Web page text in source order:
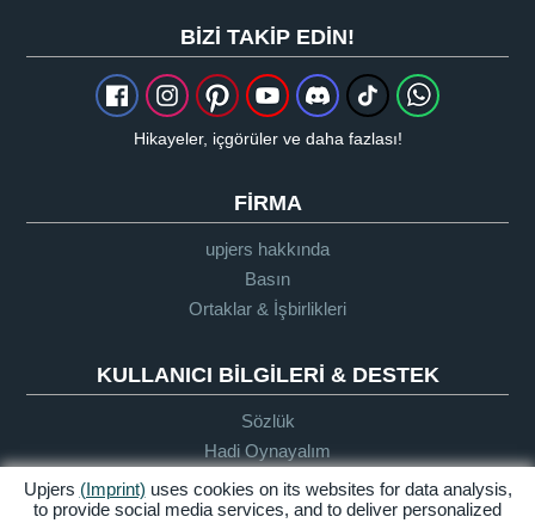
BIZI TAKIP EDIN!
Hikayeler, içgörüler ve daha fazlası!
FIRMA
upjers hakkında
Basın
Ortaklar & İşbirlikleri
KULLANICI BILGILERI & DESTEK
Sözlük
Hadi Oynayalım
Destek
Upjers (Imprint) uses cookies on its websites for data analysis,
to provide social media services, and to deliver personalized